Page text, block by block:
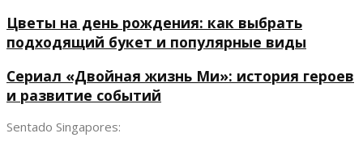
Цветы на день рождения: как выбрать
подходящий букет и популярные виды
Сериал «Двойная жизнь Ми»: история героев
и развитие событий
Sentado Singapores: